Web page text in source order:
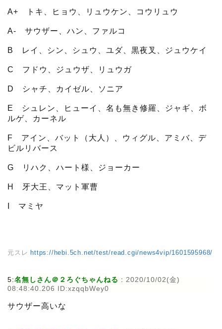
A+ トキ、ヒョウ、リュウケン、コウリュウ
A- サウザー、ハン、ファルコ
B レイ、シン、シュウ、ユダ、黒夜叉、ジュウケイ
C フドウ、ジュウザ、リュウガ
D シャチ、カイゼル、ソニア
E シュレン、ヒューイ、名も無き修羅、ジャギ、ボ
ルゲ、カーネル
F アイン、バット（大人）、ウィグル、アミバ、デ
ビルリバース
G リハク、ハート様、ジョーカー
H 牙大王、マット軍曹
I マミヤ
元スレ https://hebi.5ch.net/test/read.cgi/news4vip/1601595968/
5:名無しさん＠２ろぐちゃんねる : 2020/10/02(金)
08:48:40.206 ID:xzqqbWey0
サウザー高いな